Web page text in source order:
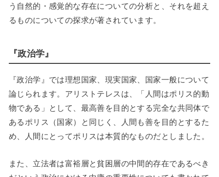
う自然的・感覚的な存在についての分析と、それを超え
るものについての探求が著されています。
『政治学』
『政治学』では理想国家、現実国家、国家一般について
論じられます。アリストテレスは、「人間はポリス的動
物である」として、最高善を目的とする完全な共同体で
あるポリス（国家）と同じく、人間も善を目的とするた
め、人間にとってポリスは本質的なものだとしました。
また、立法者は富裕層と貧困層の中間的存在であるべき